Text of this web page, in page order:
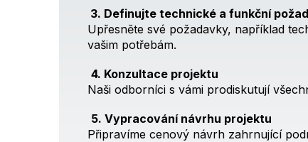
3. Definujte technické a funkční
Upřesněte své požadavky, například
vašim potřebám.
4. Konzultace projektu
Naši odborníci s vámi prodiskutují
5. Vypracování návrhu projektu
Připravíme cenový návrh zahrnující